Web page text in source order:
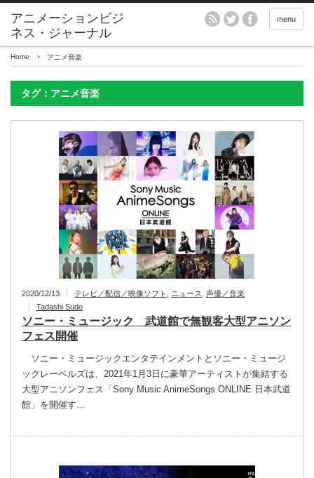
アニメーションビジ
ネス・ジャーナル
menu
Home アニメ音楽
タグ：アニメ音楽
2020/12/13 テレビ／配信／映像ソフト ニュース
声優／音楽
Tadashi Sudo
ソニー・ミュージック 武道館で無観客大型アニソン
フェス開催
ソニー・ミュージックエンタテインメントとソニー・ミュージ
ックレーベルズは、2021年1月3日に豪華アーティストが集結する
大型アニソンフェス「Sony Music AnimeSongs ONLINE 日本武道
館」を開催す…